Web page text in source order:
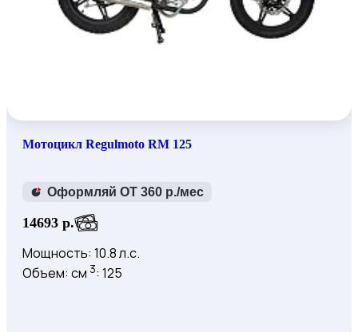
Мотоцикл Regulmoto RM 125
Оформляй ОТ 360 р./мес
14693 р.
Мощность: 10.8 л.с.
Объем: см 3: 125